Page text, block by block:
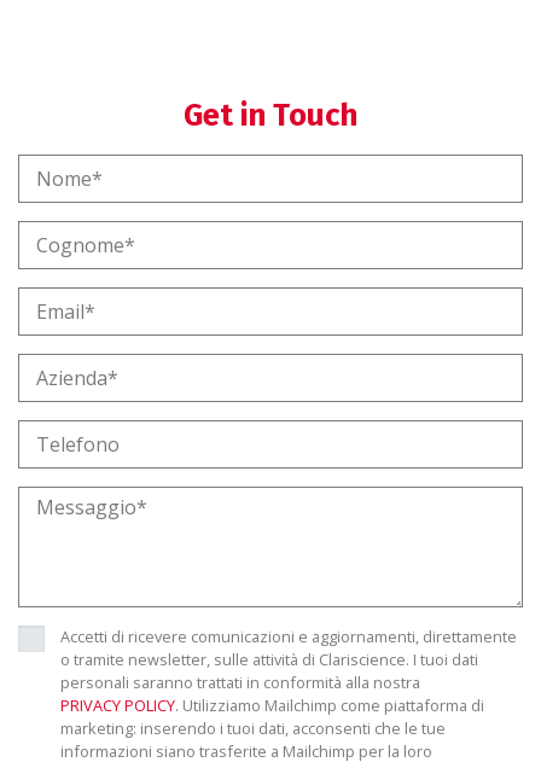
Get in Touch
Accetti di ricevere comunicazioni e aggiornamenti, direttamente
o tramite newsletter, sulle attività di Clariscience. I tuoi dati
personali saranno trattati in conformità alla nostra
PRIVACY POLICY. Utilizziamo Mailchimp come piattaforma di
marketing: inserendo i tuoi dati, acconsenti che le tue
informazioni siano trasferite a Mailchimp per la loro